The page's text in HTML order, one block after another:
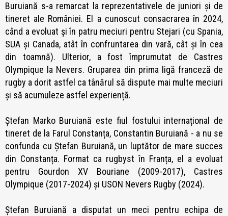
Buruiană s-a remarcat la reprezentativele de juniori și de
tineret ale României. El a cunoscut consacrarea în 2024,
când a evoluat și în patru meciuri pentru Stejari (cu Spania,
SUA și Canada, atât în confruntarea din vară, cât și în cea
din toamnă). Ulterior, a fost împrumutat de Castres
Olympique la Nevers. Gruparea din prima ligă franceză de
rugby a dorit astfel ca tânărul să dispute mai multe meciuri
și să acumuleze astfel experiență.
Ștefan Marko Buruiană este fiul fostului internațional de
tineret de la Farul Constanța, Constantin Buruiană - a nu se
confunda cu Ștefan Buruiană, un luptător de mare succes
din Constanța. Format ca rugbyst în Franța, el a evoluat
pentru Gourdon XV Bouriane (2009-2017), Castres
Olympique (2017-2024) și USON Nevers Rugby (2024).
Ștefan Buruiană a disputat un meci pentru echipa de